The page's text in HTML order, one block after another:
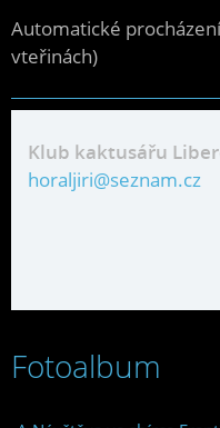
Automatické
vteřinách)
Klub kaktusářu
horaljiri@seznam.cz
Fotoalbum